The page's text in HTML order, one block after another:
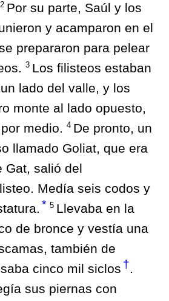
2 Por su parte, Saúl y los
y acamparon en el
prepararon para pelear
3 Los filisteos estaban
lado del valle, y los
monte al lado opuesto,
medio. 4 De pronto, un
llamado Goliat, que era
Gat, salió del
Medía seis codos y
* 5 Llevaba en la
de bronce y vestía una
también de
cinco mil siclos †.
sus piernas con